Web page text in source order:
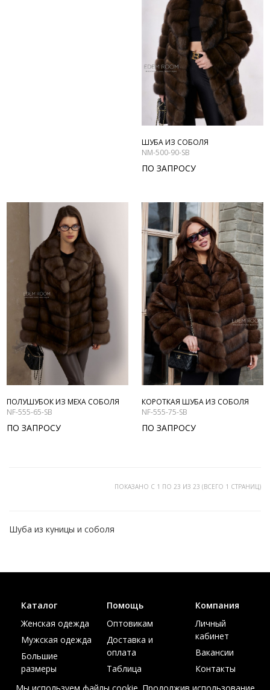
ШУБА ИЗ СОБОЛЯ
NM-500-90-SB
ПО ЗАПРОСУ
ПОЛУШУБОК ИЗ МЕХА СОБОЛЯ
NF-555-65-SB
ПО ЗАПРОСУ
КОРОТКАЯ ШУБА ИЗ СОБОЛЯ
NF-555-75-SB
ПО ЗАПРОСУ
ПОКАЗАНО С 1 ПО 23 ИЗ 23 (ВСЕГО 1 СТРАНИЦ)
Шуба из куницы и соболя
Каталог
Женская одежда
Мужская одежда
Большие
размеры
Акции
Помощь
Оптовикам
Доставка и
оплата
Таблица
Компания
Личный
кабинет
Вакансии
Контакты